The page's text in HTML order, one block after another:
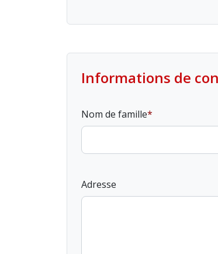
Informations de
Nom de famille
Adresse